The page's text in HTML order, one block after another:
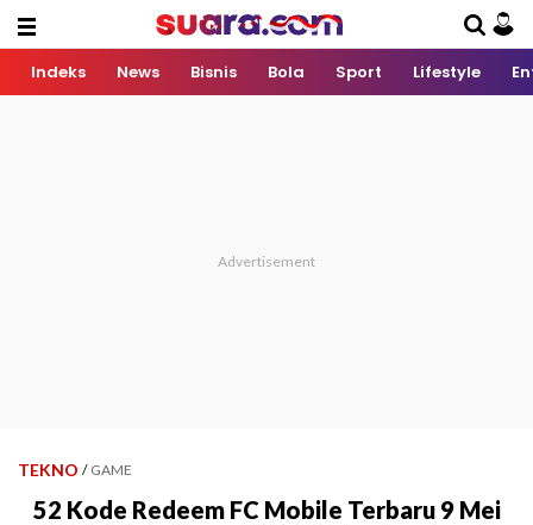
Indeks News Bisnis Bola Sport Lifestyle
TEKNO / GAME
52 Kode Redeem FC Mobile Terbaru 9 Mei